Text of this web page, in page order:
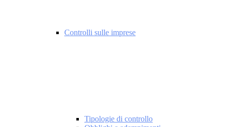
Controlli sulle imprese
Tipologie di controllo